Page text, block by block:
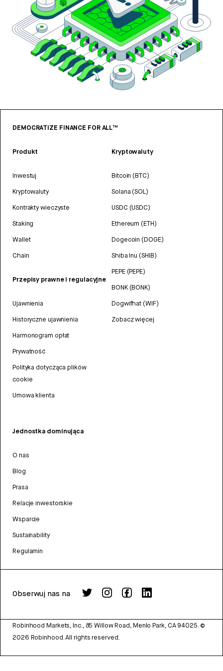
DEMOCRATIZE FINANCE FOR ALL™
Produkt
Inwestuj
Kryptowaluty
Kontrakty wieczyste
Staking
Wallet
Chain
Przepisy prawne i regulacyjne
Ujawnienia
Historyczne ujawnienia
Harmonogram opłat
Prywatność
Polityka dotycząca plików
cookie
Umowa klienta
Kryptowaluty
Bitcoin (BTC)
Solana (SOL)
USDC (USDC)
Ethereum (ETH)
Dogecoin (DOGE)
Shiba Inu (SHIB)
PEPE (PEPE)
BONK (BONK)
Dogwifhat (WIF)
Zobacz więcej
Jednostka dominująca
O nas
Blog
Prasa
Relacje inwestorskie
Wsparcie
Sustainability
Regulamin
Obserwuj nas na
Robinhood Markets, Inc., 85 Willow Road, Menlo Park, CA 94025. ©
2026 Robinhood. All rights reserved.